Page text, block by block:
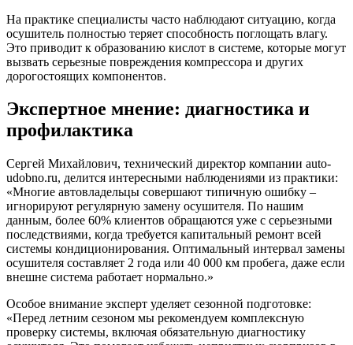
На практике специалисты часто наблюдают ситуацию, когда
осушитель полностью теряет способность поглощать влагу.
Это приводит к образованию кислот в системе, которые могут
вызвать серьезные повреждения компрессора и других
дорогостоящих компонентов.
Экспертное мнение: диагностика и
профилактика
Сергей Михайлович, технический директор компании auto-
udobno.ru, делится интересными наблюдениями из практики:
«Многие автовладельцы совершают типичную ошибку –
игнорируют регулярную замену осушителя. По нашим
данным, более 60% клиентов обращаются уже с серьезными
последствиями, когда требуется капитальный ремонт всей
системы кондиционирования. Оптимальный интервал замены
осушителя составляет 2 года или 40 000 км пробега, даже если
внешне система работает нормально.»
Особое внимание эксперт уделяет сезонной подготовке:
«Перед летним сезоном мы рекомендуем комплексную
проверку системы, включая обязательную диагностику